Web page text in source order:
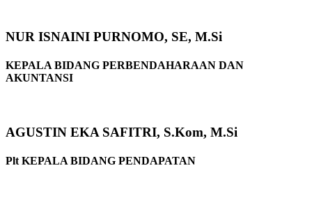
NUR ISNAINI PURNOMO, SE, M.Si
KEPALA BIDANG PERBENDAHARAAN DAN
AKUNTANSI
AGUSTIN EKA SAFITRI, S.Kom, M.Si
Plt KEPALA BIDANG PENDAPATAN